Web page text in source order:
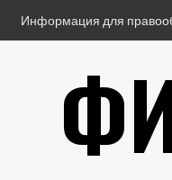
Информация для